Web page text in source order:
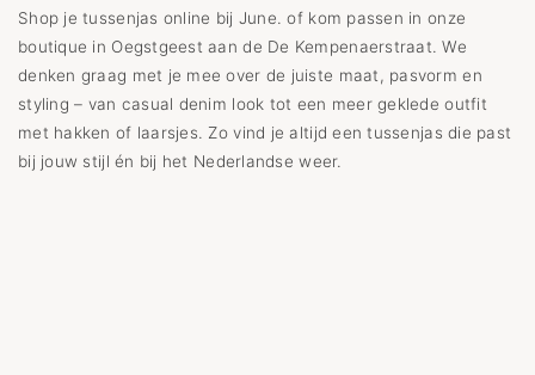
Shop je tussenjas online bij June. of kom passen in onze
boutique in Oegstgeest aan de De Kempenaerstraat. We
denken graag met je mee over de juiste maat, pasvorm en
styling – van casual denim look tot een meer geklede outfit
met hakken of laarsjes. Zo vind je altijd een tussenjas die past
bij jouw stijl én bij het Nederlandse weer.